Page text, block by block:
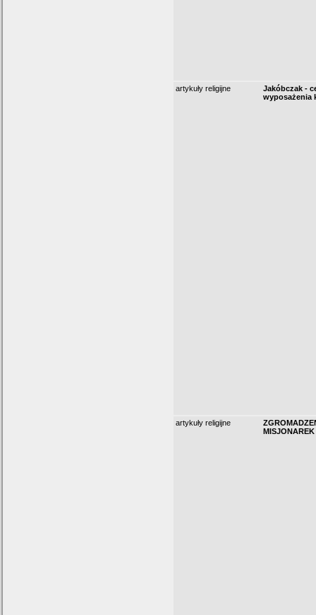
artykuły religijne
Jakóbczak -
wyposażenia
artykuły religijne
MISJONAREK